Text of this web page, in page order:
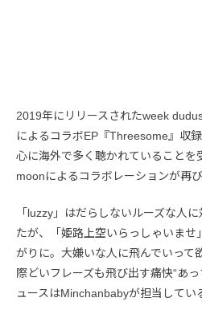
2019年にリリースされたweek
によるコラボEP『Threesome』収
心に海外で多く聴かれていることを
moonによるコラボレーションが再び
「luzzy」はだらしないルーズな人
たが、「姫路上空いらっしゃいませ
がりに。大嫌いな人に飛んでいって
際どいフレーズも飛び出す痛快“あ
ュースはMinchanbabyが担当してい